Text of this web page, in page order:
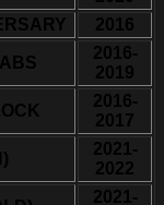
2016
2016-
2019
2016-
2017
2021-
2022
2021-